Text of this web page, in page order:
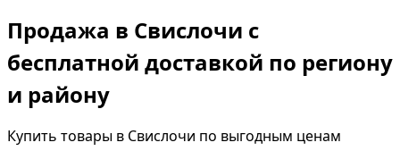
Продажа в Свислочи с
бесплатной доставкой по региону
и району
Купить товары в Свислочи по выгодным ценам